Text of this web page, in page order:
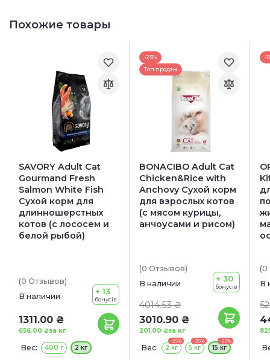
Похожие товары
SAVORY Adult Cat
Gourmand Fresh
Salmon White Fish
Сухой корм для
длинношерстных
котов (с лососем и
белой рыбой)
(0 Отзывов)
В наличии
1311.00 ₴
за кг
656.00 ₴
+ 13
бонусів
Вес: 400 г 2 кг
-25%
Топ продаж
BONACIBO Adult Cat
Chicken&Rice with
Anchovy Сухой корм
для взрослых котов
(с мясом курицы,
анчоусами и рисом)
(0 Отзывов)
В наличии
4014.53 ₴
3010.90 ₴
за кг
201.00 ₴
+ 30
бонусів
Вес:
-25%
2 кг
-25%
5 кг
-25%
15 кг
-
(0
В